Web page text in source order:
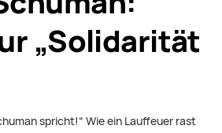
„Solidarität
spricht!“ Wie ein Lauffeuer rast